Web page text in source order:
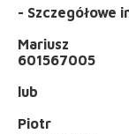
- Szczegółowe
Mariusz
601567005
lub
Piotr